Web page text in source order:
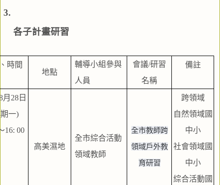
各子計畫研習
時間
地點
輔導小組參與
人員
會議/研習
名稱
備註
月28日
一)
16: 00
高美濕地
全市綜合活動
領域教師
全市教師跨
領域戶外教
育研習
跨領域
自然領域國
中小
社會領域國
中小
綜合活動國